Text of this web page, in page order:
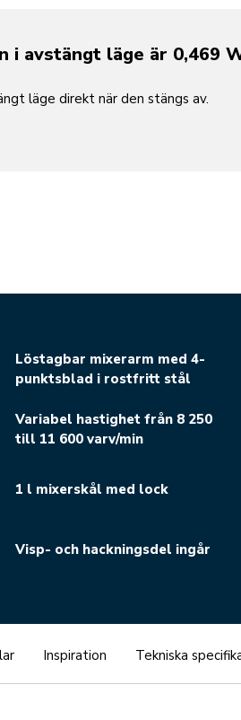
i avstängt läge är 0,469
läge direkt när den stängs av.
Löstagbar mixerarm med 4-
punktsblad i rostfritt stål
Variabel hastighet från 8 250
till 11 600 varv/min
1 l mixerskål med lock
Visp- och hackningsdel ingår
Inspiration Tekniska